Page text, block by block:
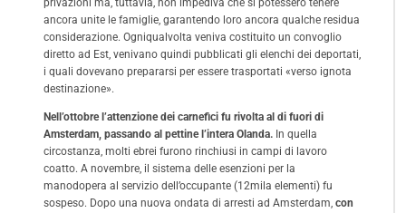
privazioni ma, tuttavia, non impediva che si potessero tenere
ancora unite le famiglie, garantendo loro ancora qualche residua
considerazione. Ogniqualvolta veniva costituito un convoglio
diretto ad Est, venivano quindi pubblicati gli elenchi dei deportati,
i quali dovevano prepararsi per essere trasportati «verso ignota
destinazione».
Nell’ottobre l’attenzione dei carnefici fu rivolta al di fuori di
Amsterdam, passando al pettine l’intera Olanda. In quella
circostanza, molti ebrei furono rinchiusi in campi di lavoro
coatto. A novembre, il sistema delle esenzioni per la
manodopera al servizio dell’occupante (12mila elementi) fu
sospeso. Dopo una nuova ondata di arresti ad Amsterdam, con